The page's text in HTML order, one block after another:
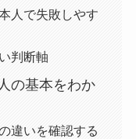
人で失敗しやす
判断軸
の基本をわか
違いを確認する